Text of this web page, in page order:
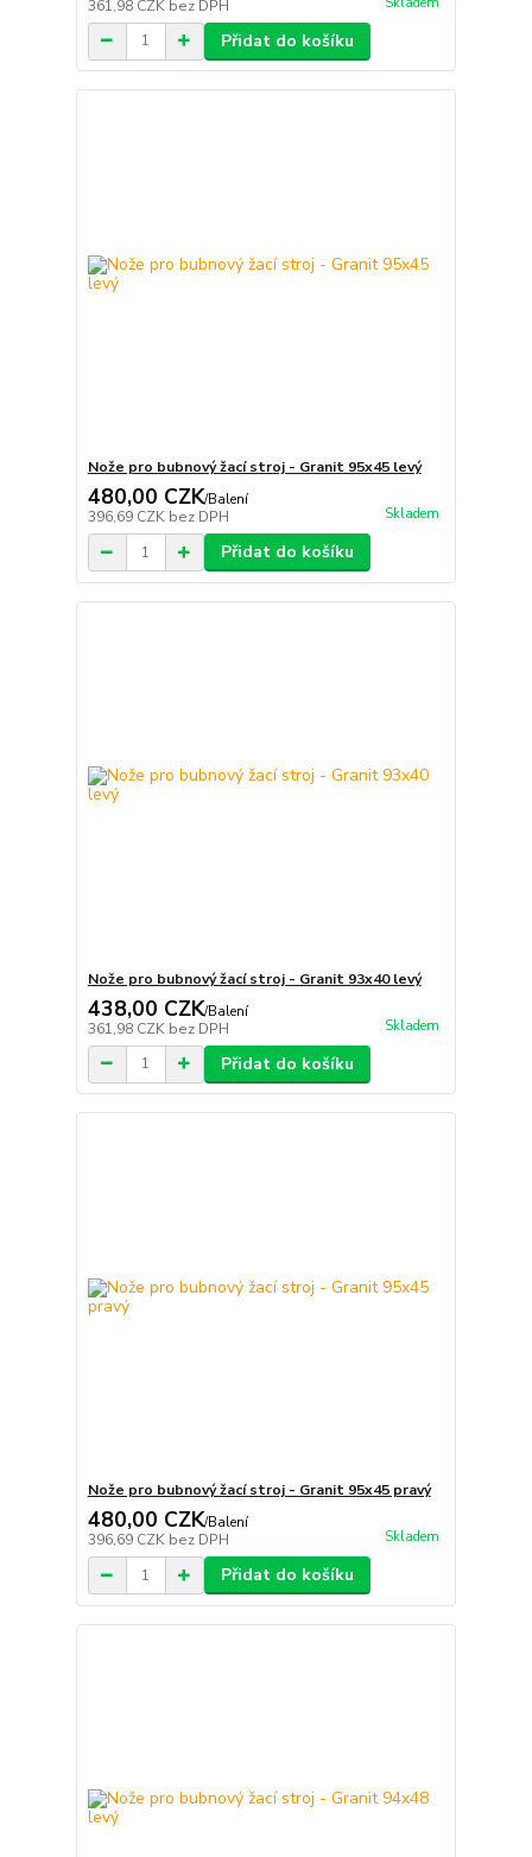
361,98 CZK bez DPH
Přidat do košíku
Nože pro bubnový žací stroj - Granit 95x45 levý
480,00 CZK/Balení
396,69 CZK bez DPH Skladem
Přidat do košíku
Nože pro bubnový žací stroj - Granit 93x40 levý
438,00 CZK/Balení
361,98 CZK bez DPH Skladem
Přidat do košíku
Nože pro bubnový žací stroj - Granit 95x45 pravý
480,00 CZK/Balení
396,69 CZK bez DPH Skladem
Přidat do košíku